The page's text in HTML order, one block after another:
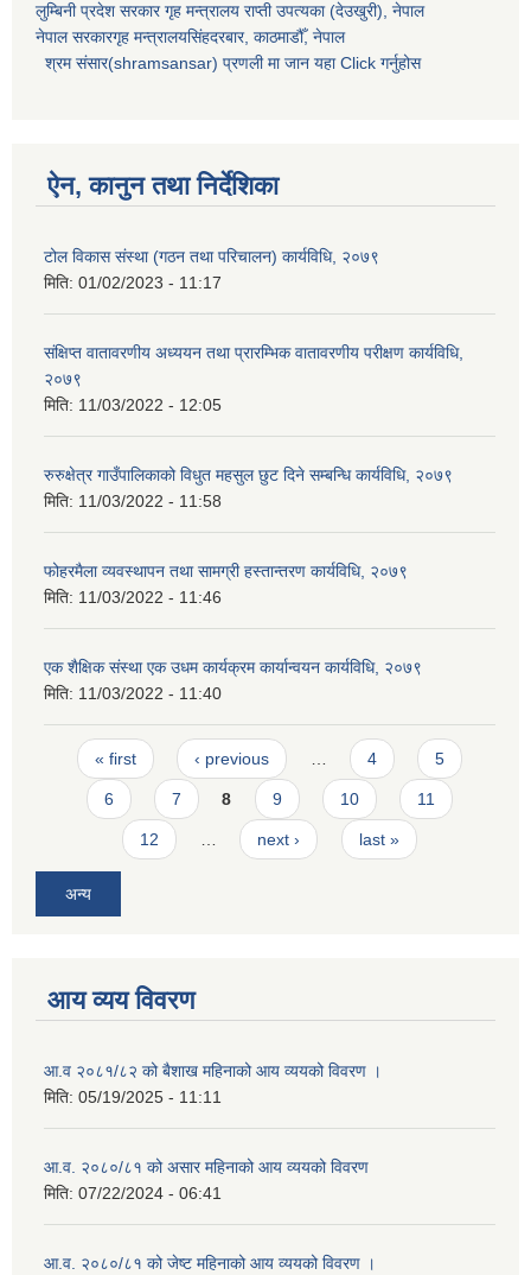
लुम्बिनी प्रदेश सरकार गृह मन्त्रालय राप्ती उपत्यका (देउखुरी), नेपाल
नेपाल सरकारगृह मन्त्रालयसिंहदरबार, काठमाडौँ, नेपाल
श्रम संसार(shramsansar) प्रणली मा जान यहा Click गर्नुहोस
ऐन, कानुन तथा निर्देशिका
टोल विकास संस्था (गठन तथा परिचालन) कार्यविधि, २०७९
मिति: 01/02/2023 - 11:17
संक्षिप्त वातावरणीय अध्ययन तथा प्रारम्भिक वातावरणीय परीक्षण कार्यविधि,
२०७९
मिति: 11/03/2022 - 12:05
रुरुक्षेत्र गाउँपालिकाको विधुत महसुल छुट दिने सम्बन्धि कार्यविधि, २०७९
मिति: 11/03/2022 - 11:58
फोहरमैला व्यवस्थापन तथा सामग्री हस्तान्तरण कार्यविधि, २०७९
मिति: 11/03/2022 - 11:46
एक शैक्षिक संस्था एक उधम कार्यक्रम कार्यान्वयन कार्यविधि, २०७९
मिति: 11/03/2022 - 11:40
Pages
« first ‹ previous 4 5
6 7 8 9 10 11
12 next › last »
अन्य
आय व्यय विवरण
आ.व २०८१/८२ को बैशाख महिनाको आय व्ययको विवरण ।
मिति: 05/19/2025 - 11:11
आ.व. २०८०/८१ को असार महिनाको आय व्ययको विवरण
मिति: 07/22/2024 - 06:41
आ.व. २०८०/८१ को जेष्ट महिनाको आय व्ययको विवरण ।